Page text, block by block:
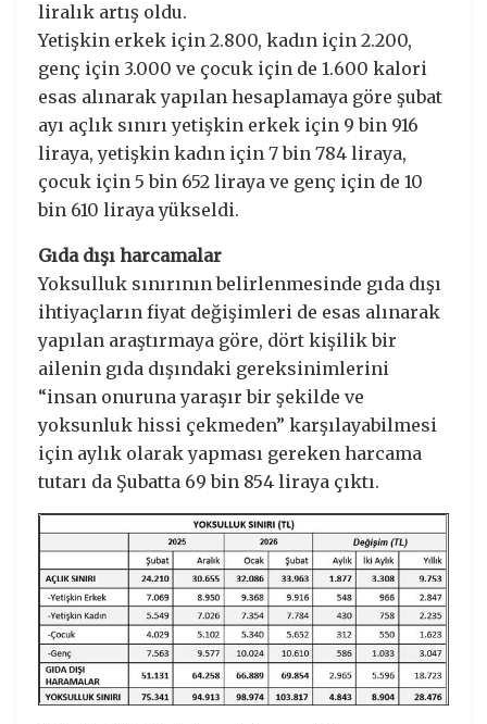
liralık artış oldu.
Yetişkin erkek için 2.800, kadın için 2.200,
genç için 3.000 ve çocuk için de 1.600 kalori
esas alınarak yapılan hesaplamaya göre şubat
ayı açlık sınırı yetişkin erkek için 9 bin 916
liraya, yetişkin kadın için 7 bin 784 liraya,
çocuk için 5 bin 652 liraya ve genç için de 10
bin 610 liraya yükseldi.
Gıda dışı harcamalar
Yoksulluk sınırının belirlenmesinde gıda dışı
ihtiyaçların fiyat değişimleri de esas alınarak
yapılan araştırmaya göre, dört kişilik bir
ailenin gıda dışındaki gereksinimlerini
“insan onuruna yaraşır bir şekilde ve
yoksunluk hissi çekmeden” karşılayabilmesi
için aylık olarak yapması gereken harcama
tutarı da Şubatta 69 bin 854 liraya çıktı.